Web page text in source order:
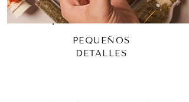
PEQUEÑOS
DETALLES